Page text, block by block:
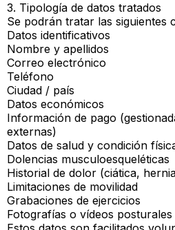
3. Tipología de datos tratados
Se podrán tratar las siguientes
Datos identificativos
Nombre y apellidos
Correo electrónico
Teléfono
Ciudad / país
Datos económicos
Información de pago
externas)
Datos de salud y condición
Dolencias musculoesqueléticas
Historial de dolor (ciática,
Limitaciones de movilidad
Grabaciones de ejercicios
Fotografías o vídeos posturales